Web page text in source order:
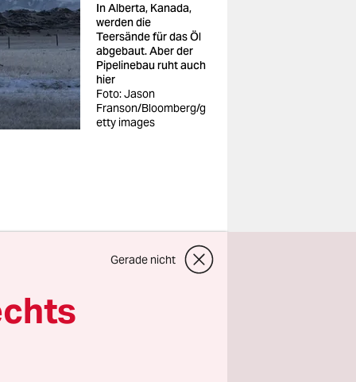
In Alberta, Kanada,
werden die
Teersände für das Öl
abgebaut. Aber der
Pipelinebau ruht auch
hier
Foto: Jason
Franson/Bloomberg/g
etty images
viele
Gerade nicht